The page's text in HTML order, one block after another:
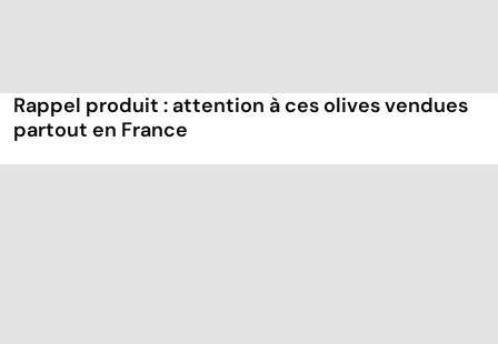
Rappel produit : attention à ces olives vendues
partout en France